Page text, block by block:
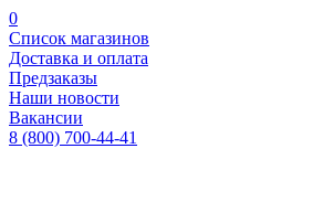
0
Список магазинов
Доставка и оплата
Предзаказы
Наши новости
Вакансии
8 (800) 700-44-41